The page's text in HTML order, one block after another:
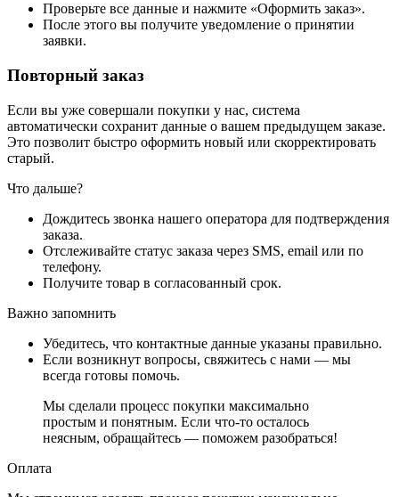
Проверьте все данные и нажмите «Оформить заказ».
После этого вы получите уведомление о принятии
заявки.
Повторный заказ
Если вы уже совершали покупки у нас, система
автоматически сохранит данные о вашем предыдущем заказе.
Это позволит быстро оформить новый или скорректировать
старый.
Что дальше?
Дождитесь звонка нашего оператора для подтверждения
заказа.
Отслеживайте статус заказа через SMS, email или по
телефону.
Получите товар в согласованный срок.
Важно запомнить
Убедитесь, что контактные данные указаны правильно.
Если возникнут вопросы, свяжитесь с нами — мы
всегда готовы помочь.
Мы сделали процесс покупки максимально
простым и понятным. Если что-то осталось
неясным, обращайтесь — поможем разобраться!
Оплата